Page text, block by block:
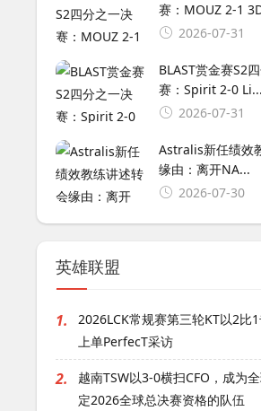
赛：MOUZ 2-1
2026-07-31
BLAST赏金赛S2
赛：Spirit 2-0 Li...
2026-07-31
Astralis新任绩效
缘由：离开NA...
2026-07-30
英雄联盟
1.
2026LCK常规赛第三轮KT以2比1
上单PerfecT采访
2.
越南TSW以3-0横扫CFO，成为
定2026全球总决赛资格的队伍